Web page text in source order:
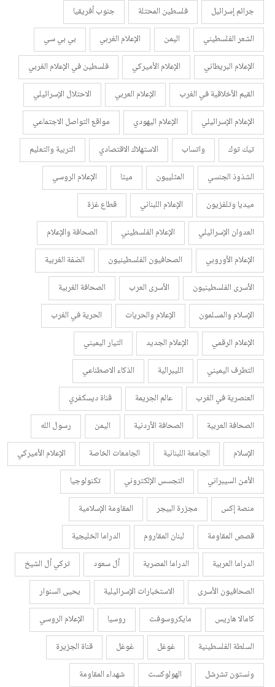
جرائم إسرائيل فلسطين المحتلة
جنوب أفريقيا
الشعر الفلسطيني
اليمن الإعلام الغربي
بي بي سي
الإعلام البريطاني
الإعلام الأميركي
فلسطين في الإعلام الغربي
القيم الأخلاقية في الغرب
الإعلام العربي
الاحتلال الإسرائيلي
الإعلام الإسرائيلي
الإعلام اليهودي
مواقع التواصل الاجتماعي
تيك توك
واتساب الاستهلاك الاقتصادي
التربية والتعليم
الشذوذ الجنسي
المثلييون ميتا
الإعلام الروسي
ميديا وتلفزيون
الإعلام اللبناني
قطاع غزة
العدوان الإسرائيلي
الإعلام الفلسطيني
الصحافة والإعلام
الإعلام الأوروبي
الصحافيون الفلسطينيون
الضفة الغربية
الأسرى الفلسطينيون
الأسرى العرب
الصحافة الغربية
الإسلام والمسلمون
الإعلام والحريات
الحرية في الغرب
الإعلام الرقمي
الإعلام الجديد
التيار اليميني
التطرف اليميني
الليبرالية
الذكاء الاصطناعي
العنصرية في الغرب
عالم الجريمة
قناة ديسكفري
الصحافة العربية
الصحافة الأردنية اليمن
رسول الله
الإسلام
الجامعة اللبنانية الجامعات الخاصة
الإعلام الأميركي
الأمن السيبراني
التجسس الإلكتروني
تكنولوجيا
منصة إكس
مجزرة البيجر
المقاومة الإسلامية
قصص المقاومة
لبنان المقاروم
الدراما الخليجية
الدراما العربية
الدراما المصرية أل سعود
تركي أل الشيخ
الصحافيون الأسرى
الاستخبارات الإسرائيلية
يحيى السنوار
كامالا هاريس
مايكروسوفت روسيا
الإعلام الروسي
السلطة الفلسطينية
غوغل غوغل
قناة الجزيرة
ونستون تشرشل
الهولوكست
شهداء المقاومة